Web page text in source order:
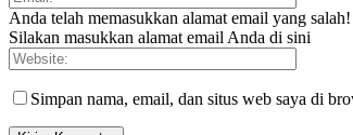
Anda telah memasukkan alamat email yang salah!
Silakan masukkan alamat email Anda di sini
Simpan nama, email, dan situs web saya di